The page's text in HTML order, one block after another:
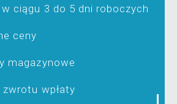
ciągu 3 do 5 dni roboczych
ceny
magazynowe
wpłaty